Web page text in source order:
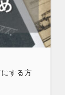
する方